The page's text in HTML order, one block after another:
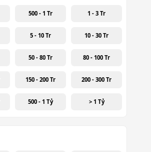
500 - 1 Tr 1 - 3 Tr
5 - 10 Tr 10 - 30 Tr
50 - 80 Tr 80 - 100 Tr
150 - 200 Tr 200 - 300 Tr
500 - 1 Tỷ > 1 Tỷ